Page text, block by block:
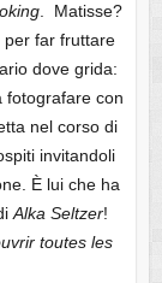
. Matisse?
far fruttare
dove grida:
con
nel corso di
invitandoli
È lui che ha
Alka Seltzer!
toutes les